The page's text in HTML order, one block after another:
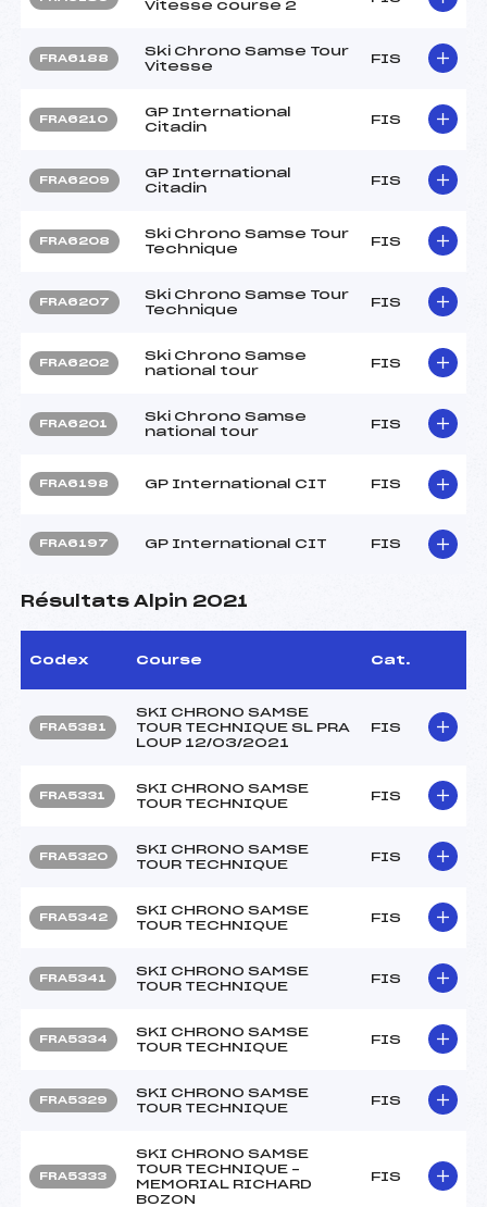
Vitesse course 2
FRA6188
Ski Chrono Samse Tour
Vitesse
FIS
FRA6210
GP International
Citadin
FIS
FRA6209
GP International
Citadin
FIS
FRA6208
Ski Chrono Samse Tour
Technique
FIS
FRA6207
Ski Chrono Samse Tour
Technique
FIS
FRA6202
Ski Chrono Samse
national tour
FIS
FRA6201
Ski Chrono Samse
national tour
FIS
FRA6198 GP International CIT FIS
FRA6197 GP International CIT FIS
Résultats Alpin 2021
Codex Course Cat.
FRA5381
SKI CHRONO SAMSE
TOUR TECHNIQUE SL PRA
LOUP 12/03/2021
FIS
FRA5331
SKI CHRONO SAMSE
TOUR TECHNIQUE
FIS
FRA5320
SKI CHRONO SAMSE
TOUR TECHNIQUE
FIS
FRA5342
SKI CHRONO SAMSE
TOUR TECHNIQUE
FIS
FRA5341
SKI CHRONO SAMSE
TOUR TECHNIQUE
FIS
FRA5334
SKI CHRONO SAMSE
TOUR TECHNIQUE
FIS
FRA5329
SKI CHRONO SAMSE
TOUR TECHNIQUE
FIS
FRA5333
SKI CHRONO SAMSE
TOUR TECHNIQUE –
MEMORIAL RICHARD
BOZON
FIS